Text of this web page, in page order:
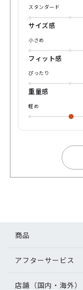
スタンダード
サイズ感
小さめ
フィット感
ぴったり
重量感
軽め
商品
アフターサービス
店舗（国内・海外）